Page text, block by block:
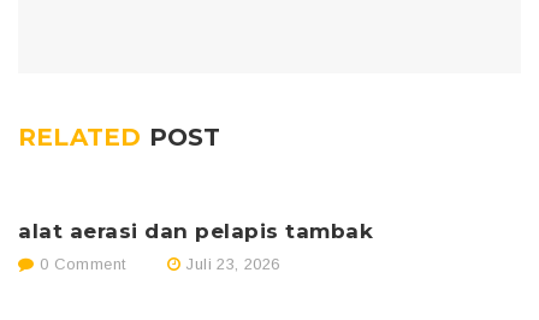
RELATED POST
alat aerasi dan pelapis tambak
0 Comment Juli 23, 2026